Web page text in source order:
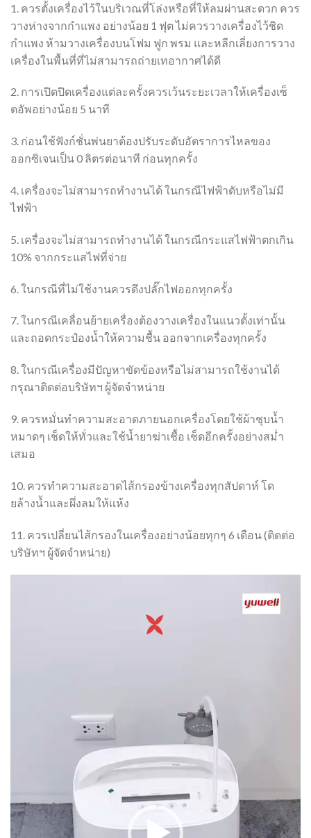
1. ควรตั้งเครื่องไว้ในบริเวณที่โล่งหรือที่ให้ลมผ่านสะดวก ควร
วางห่างจากกำแพง อย่างน้อย 1 ฟุต ไม่ควรวางเครื่องไว้ชิด
กำแพง ห้ามวางเครื่องบนโฟม ฟูก พรม และหลีกเลี่ยงการวาง
เครื่องในพื้นที่ที่ไม่สามารถถ่ายเทอากาศได้ดี
2. การเปิดปิดเครื่องแต่ละครั้งควรเว้นระยะเวลาให้เครื่องเซ็
ตอัพอย่างน้อย 5 นาที
3. ก่อนใช้ฟังก์ชั่นพ่นยาต้องปรับระดับอัตราการไหลของ
ออกซิเจนเป็น 0 ลิตรต่อนาที ก่อนทุกครั้ง
4. เครื่องจะไม่สามารถทำงานได้ ในกรณีไฟฟ้าดับหรือไม่มี
ไฟฟ้า
5. เครื่องจะไม่สามารถทำงานได้ ในกรณีกระแสไฟฟ้าตกเกิน
10% จากกระแสไฟที่จ่าย
6. ในกรณีที่ไม่ใช้งานควรดึงปลั๊กไฟออกทุกครั้ง
7. ในกรณีเคลื่อนย้ายเครื่องต้องวางเครื่องในแนวตั้งเท่านั้น
และถอดกระป๋องนํ้าให้ความชื้น ออกจากเครื่องทุกครั้ง
8. ในกรณีเครื่องมีปัญหาขัดข้องหรือไม่สามารถใช้งานได้
กรุณาติดต่อบริษัทฯ ผู้จัดจำหน่าย
9. ควรหมั่นทำความสะอาดภายนอกเครื่องโดยใช้ผ้าชุบนํ้า
หมาดๆ เช็ดให้ทั่วและใช้นํ้ายาฆ่าเชื้อ เช็ดอีกครั้งอย่างสมํ่า
เสมอ
10. ควรทำความสะอาดไส้กรองข้างเครื่องทุกสัปดาห์ โด
ยล้างนํ้าและผึ่งลมให้แห้ง
11. ควรเปลี่ยนไส้กรองในเครื่องอย่างน้อยทุกๆ 6 เดือน (ติดต่อ
บริษัทฯ ผู้จัดจำหน่าย)